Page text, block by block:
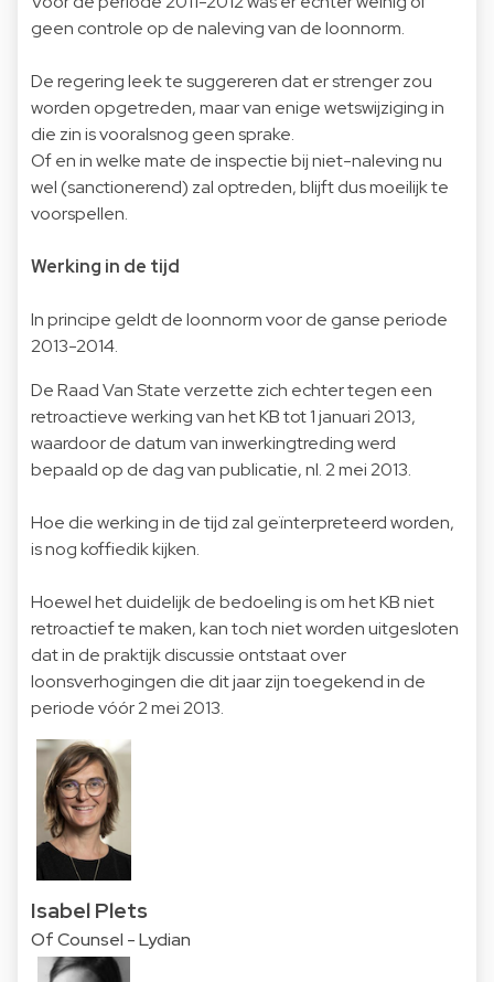
geen controle op de naleving van de loonnorm.
De regering leek te suggereren dat er strenger zou
worden opgetreden, maar van enige wetswijziging in
die zin is vooralsnog geen sprake.
Of en in welke mate de inspectie bij niet-naleving nu
wel (sanctionerend) zal optreden, blijft dus moeilijk te
voorspellen.
Werking in de tijd
In principe geldt de loonnorm voor de ganse periode
2013-2014.
De Raad Van State verzette zich echter tegen een
retroactieve werking van het KB tot 1 januari 2013,
waardoor de datum van inwerkingtreding werd
bepaald op de dag van publicatie, nl. 2 mei 2013.
Hoe die werking in de tijd zal geïnterpreteerd worden,
is nog koffiedik kijken.
Hoewel het duidelijk de bedoeling is om het KB niet
retroactief te maken, kan toch niet worden uitgesloten
dat in de praktijk discussie ontstaat over
loonsverhogingen die dit jaar zijn toegekend in de
periode vóór 2 mei 2013.
Isabel Plets
Of Counsel - Lydian